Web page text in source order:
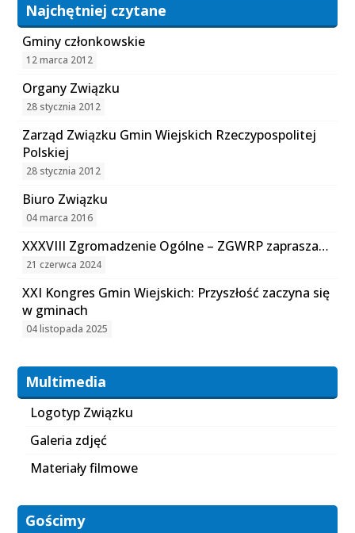
Najchętniej czytane
Gminy członkowskie
12 marca 2012
Organy Związku
28 stycznia 2012
Zarząd Związku Gmin Wiejskich Rzeczypospolitej
Polskiej
28 stycznia 2012
Biuro Związku
04 marca 2016
XXXVIII Zgromadzenie Ogólne – ZGWRP zaprasza…
21 czerwca 2024
XXI Kongres Gmin Wiejskich: Przyszłość zaczyna się
w gminach
04 listopada 2025
Multimedia
Logotyp Związku
Galeria zdjęć
Materiały filmowe
Gościmy